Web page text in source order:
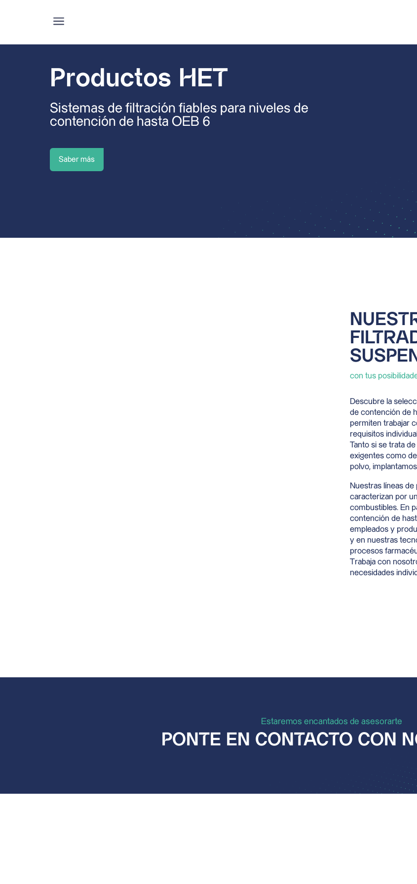
a
Productos HET
Sistemas de filtración fiables para niveles de
contención de hasta OEB 6
Saber más
con tus
Descubre la
de contención de
permiten trabajar
requisitos
Tanto si se trata
exigentes como
polvo,
Nuestras líneas
caracterizan por
combustibles. En
contención de
empleados y
y en nuestras
procesos
Trabaja con
necesidades
Estaremos encantados de asesorarte
PONTE EN CONTACTO CON